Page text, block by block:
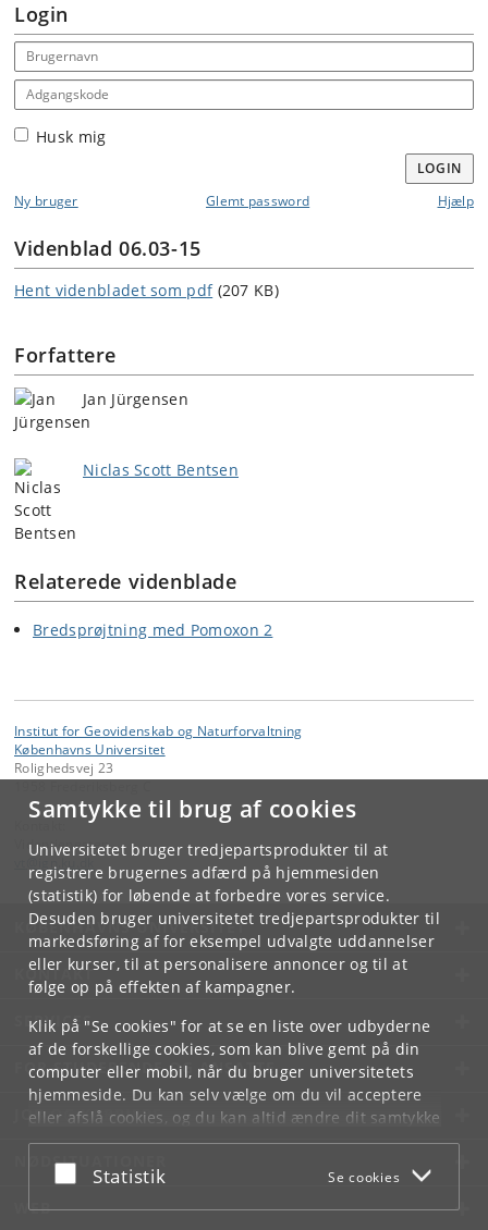
Samtykke til brug af cookies
Universitetet bruger tredjepartsprodukter til at
registrere brugernes adfærd på hjemmesiden
(statistik) for løbende at forbedre vores service.
Desuden bruger universitetet tredjepartsprodukter til
markedsføring af for eksempel udvalgte uddannelser
eller kurser, til at personalisere annoncer og til at
følge op på effekten af kampagner.
Klik på "Se cookies" for at se en liste over udbyderne
af de forskellige cookies, som kan blive gemt på din
computer eller mobil, når du bruger universitetets
hjemmeside. Du kan selv vælge om du vil acceptere
eller afslå cookies, og du kan altid ændre dit samtykke
underCookie- og privatlivspolitiksom du finder i
bunden af hver side.
Acceptér eller afslå
Statistik Se cookies
Login
Email address
Adgangskode
Husk mig
LOGIN
Ny bruger
Glemt password Hjælp
Videnblad 06.03-15
Hent videnbladet som pdf (207 KB)
Forfattere
Jan Jürgensen
Niclas Scott Bentsen
Relaterede videnblade
Bredsprøjtning med Pomoxon 2
Institut for Geovidenskab og Naturforvaltning
Københavns Universitet
Rolighedsvej 23
Videntjenesten
KØBENHAVNS UNIVERSITET
KONTAKT
SERVICES
FOR STUDERENDE OG ANSATTE
JOB OG KARRIERE
NØDSITUATIONER
WEB